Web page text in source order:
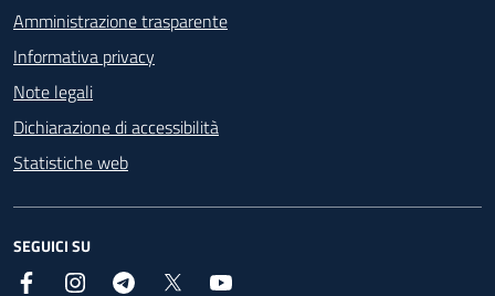
Amministrazione trasparente
Informativa privacy
Note legali
Dichiarazione di accessibilità
Statistiche web
SEGUICI SU
Facebook InstagramTelegram